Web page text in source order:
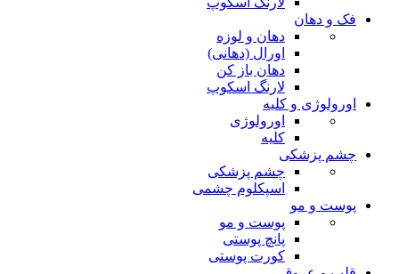
فک و دهان
دهان و لوزه
اورال (دهانی)
دهان باز کن
لارنگ اسکوپ
اورولوژی و کلیه
اورولوژی
کلیه
چشم پزشکی
چشم پزشکی
اسپکلوم چشمی
پوست و مو
پوست و مو
پانچ پوستی
کورت پوستی